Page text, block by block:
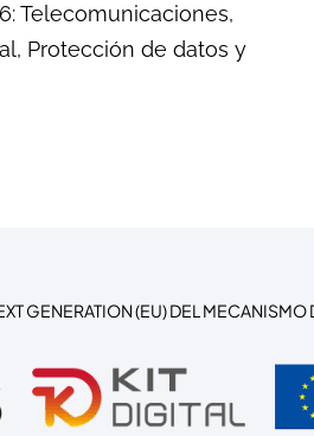
Telecomunicaciones,
Protección de datos y
GENERATION (EU) DEL